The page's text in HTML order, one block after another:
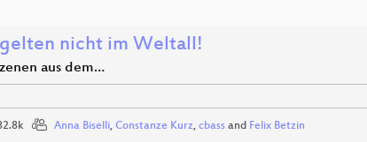
nicht im Weltall!
aus dem…
Anna Biselli, Constanze Kurz, cbass and Felix Betzin